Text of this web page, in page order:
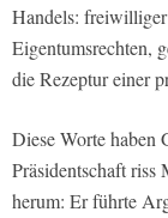
Handels:
Eigentumsrechten,
die Rezeptur einer
Diese Worte haben
Präsidentschaft riss
herum: Er führte